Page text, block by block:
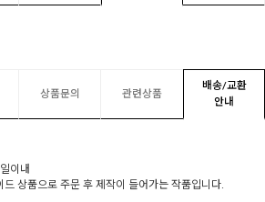
상품문의 관련상품
배송/교환
안내
이내
상품으로 주문 후 제작이 들어가는 작품입니다.